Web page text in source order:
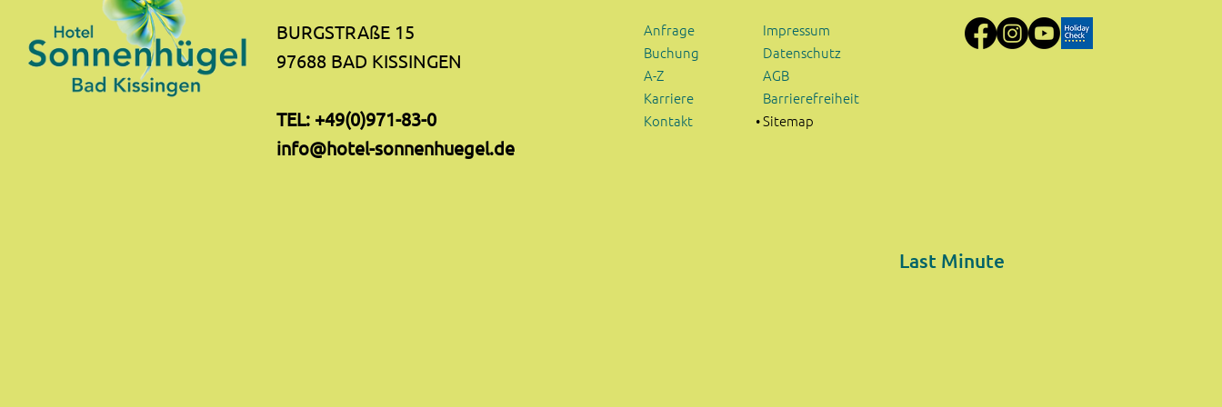
BURGSTRAßE 15
97688 BAD KISSINGEN
TEL: +49(0)971-83-0
info@hotel-sonnenhuegel.de
Anfrage
Buchung
A-Z
Karriere
Kontakt
Impressum
Datenschutz
AGB
Barrierefreiheit
Sitemap
Last Minute